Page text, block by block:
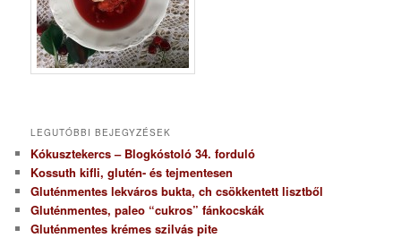
LEGUTÓBBI BEJEGYZÉSEK
Kókusztekercs – Blogkóstoló 34. forduló
Kossuth kifli, glutén- és tejmentesen
Gluténmentes lekváros bukta, ch csökkentett lisztből
Gluténmentes, paleo “cukros” fánkocskák
Gluténmentes krémes szilvás pite